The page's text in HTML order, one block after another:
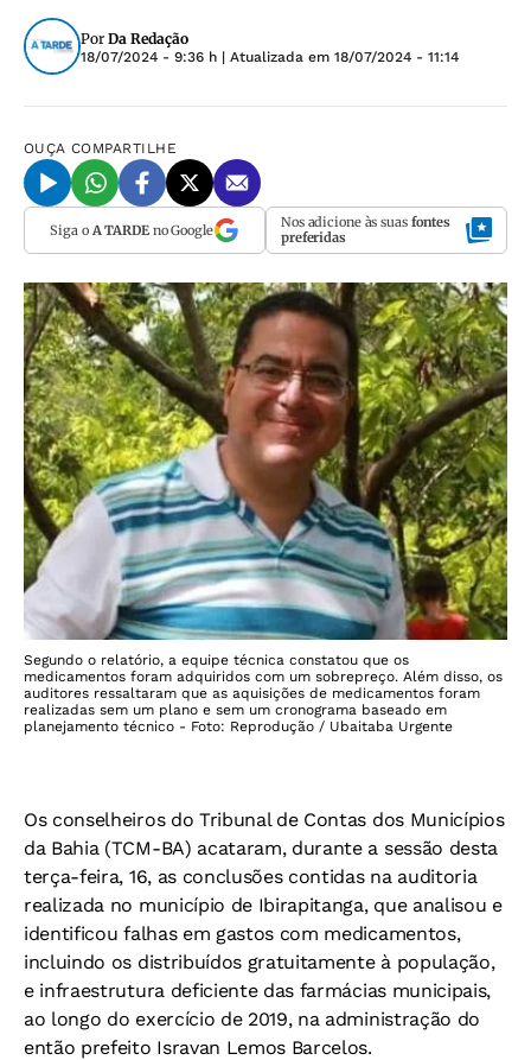
Por Da Redação
18/07/2024 - 9:36 h | Atualizada em 18/07/2024 - 11:14
OUÇA COMPARTILHE
Siga o A TARDEno Google Nos adicione às suas fontes
preferidas
Segundo o relatório, a equipe técnica constatou que os
medicamentos foram adquiridos com um sobrepreço. Além disso, os
auditores ressaltaram que as aquisições de medicamentos foram
realizadas sem um plano e sem um cronograma baseado em
planejamento técnico - Foto: Reprodução / Ubaitaba Urgente
Os conselheiros do Tribunal de Contas dos Municípios
da Bahia (TCM-BA) acataram, durante a sessão desta
terça-feira, 16, as conclusões contidas na auditoria
realizada no município de Ibirapitanga, que analisou e
identificou falhas em gastos com medicamentos,
incluindo os distribuídos gratuitamente à população,
e infraestrutura deficiente das farmácias municipais,
ao longo do exercício de 2019, na administração do
então prefeito Isravan Lemos Barcelos.